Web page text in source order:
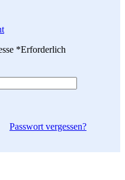
*Erforderlich
Passwort vergessen?